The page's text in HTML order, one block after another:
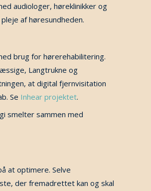
audiologer, høreklinikker og
af høresundheden.
brug for hørerehabilitering.
Langtrukne og
at digital fjernvisitation
Se Inhear projektet.
smelter sammen med
at optimere. Selve
der fremadrettet kan og skal